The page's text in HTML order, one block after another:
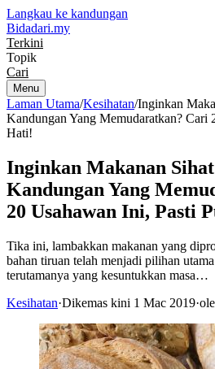
Langkau ke kandungan
Bidadari.my
Terkini
Topik
Cari
Menu
Laman Utama/Kesihatan/Inginkan
Kandungan Yang Memudaratkan? Cari
Hati!
Inginkan Makanan
Kandungan Yang
20 Usahawan Ini, Pasti
Tika ini, lambakkan makanan yang
bahan tiruan telah menjadi pilihan
terutamanya yang kesuntukkan masa…
Kesihatan·Dikemas kini 1 Mac 2019·